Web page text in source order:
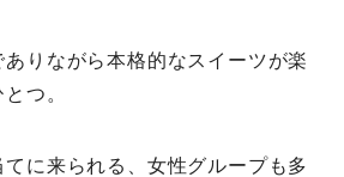
りながら本格的なスイーツが楽
つ。
に来られる、女性グループも多